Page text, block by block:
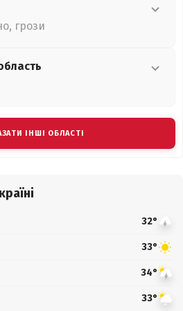
грози
ІНШІ ОБЛАСТІ
32°
33°
34°
33°